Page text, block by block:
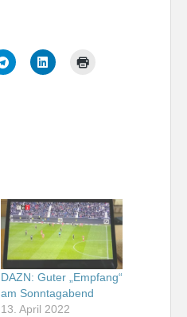
DAZN: Guter „Empfang“
am Sonntagabend
13. April 2022